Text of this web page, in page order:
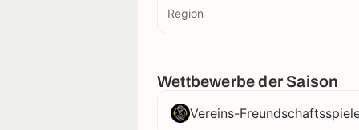
Region
Wettbewerbe der Saison
Vereins-